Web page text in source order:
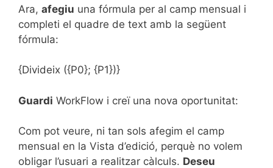
Ara, afegiu una fórmula per al camp mensual i
completi el quadre de text amb la següent
fórmula:
{Divideix ({P0}; {P1})}
Guardi WorkFlow i creï una nova oportunitat:
Com pot veure, ni tan sols afegim el camp
mensual en la Vista d’edició, perquè no volem
obligar l’usuari a realitzar càlculs. Deseu